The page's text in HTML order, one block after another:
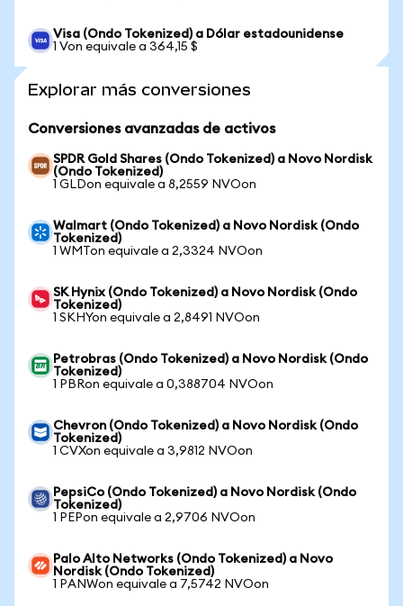
Visa (Ondo Tokenized) a Dólar estadounidense
1 Von equivale a 364,15 $
Explorar más conversiones
Conversiones avanzadas de activos
SPDR Gold Shares (Ondo Tokenized) a Novo Nordisk
(Ondo Tokenized)
1 GLDon equivale a 8,2559 NVOon
Walmart (Ondo Tokenized) a Novo Nordisk (Ondo
Tokenized)
1 WMTon equivale a 2,3324 NVOon
SK Hynix (Ondo Tokenized) a Novo Nordisk (Ondo
Tokenized)
1 SKHYon equivale a 2,8491 NVOon
Petrobras (Ondo Tokenized) a Novo Nordisk (Ondo
Tokenized)
1 PBRon equivale a 0,388704 NVOon
Chevron (Ondo Tokenized) a Novo Nordisk (Ondo
Tokenized)
1 CVXon equivale a 3,9812 NVOon
PepsiCo (Ondo Tokenized) a Novo Nordisk (Ondo
Tokenized)
1 PEPon equivale a 2,9706 NVOon
Palo Alto Networks (Ondo Tokenized) a Novo
Nordisk (Ondo Tokenized)
1 PANWon equivale a 7,5742 NVOon